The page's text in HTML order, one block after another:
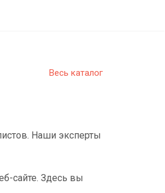
Весь каталог
Наши эксперты
сайте. Здесь вы